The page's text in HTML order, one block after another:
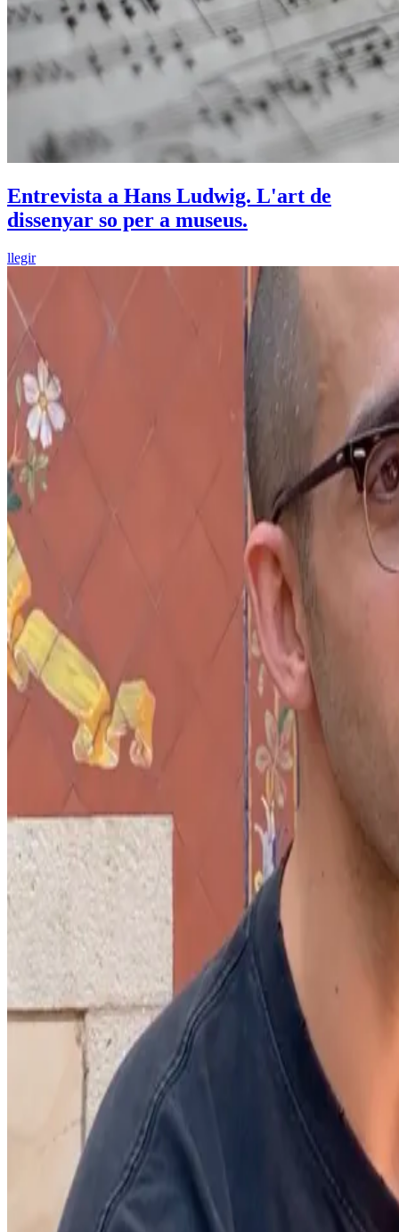
Entrevista a Hans Ludwig. L'art de
dissenyar so per a museus.
llegir